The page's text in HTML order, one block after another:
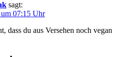
sagt:
07:15 Uhr
dass du aus Versehen noch vegan